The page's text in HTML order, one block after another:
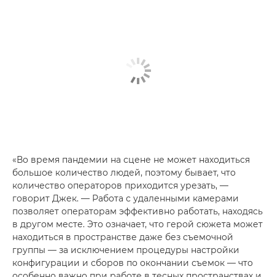
«Во время пандемии на сцене не может находиться
большое количество людей, поэтому бывает, что
количество операторов приходится урезать, —
говорит Джек. — Работа с удаленными камерами
позволяет операторам эффективно работать, находясь
в другом месте. Это означает, что герой сюжета может
находиться в пространстве даже без съемочной
группы — за исключением процедуры настройки
конфигурации и сборов по окончании съемок — что